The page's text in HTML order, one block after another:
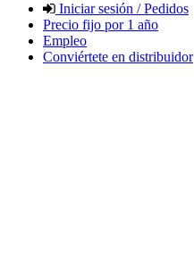
Iniciar sesión / Pedidos
Precio fijo por 1 año
Empleo
Conviértete en distribuidor